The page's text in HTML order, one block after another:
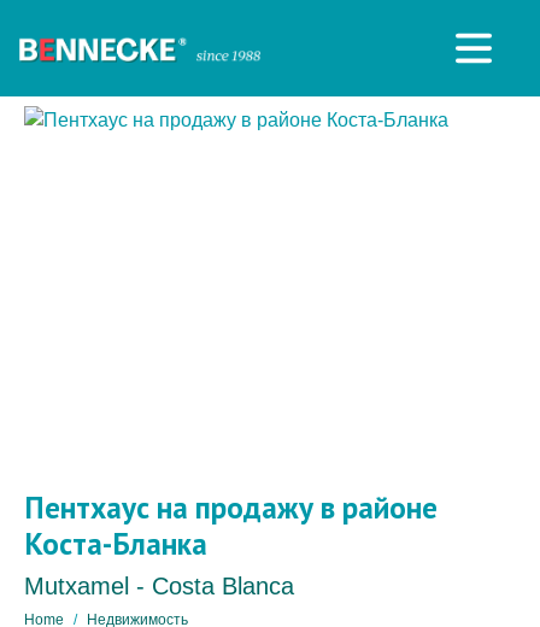
Пентхаус на продажу в районе
Коста-Бланка
Mutxamel - Costa Blanca
Home
Недвижимость